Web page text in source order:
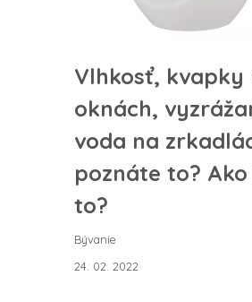
Vlhkosť, kvapky
oknách,
voda na
poznáte to?
to?
Bývanie
24. 02. 2022